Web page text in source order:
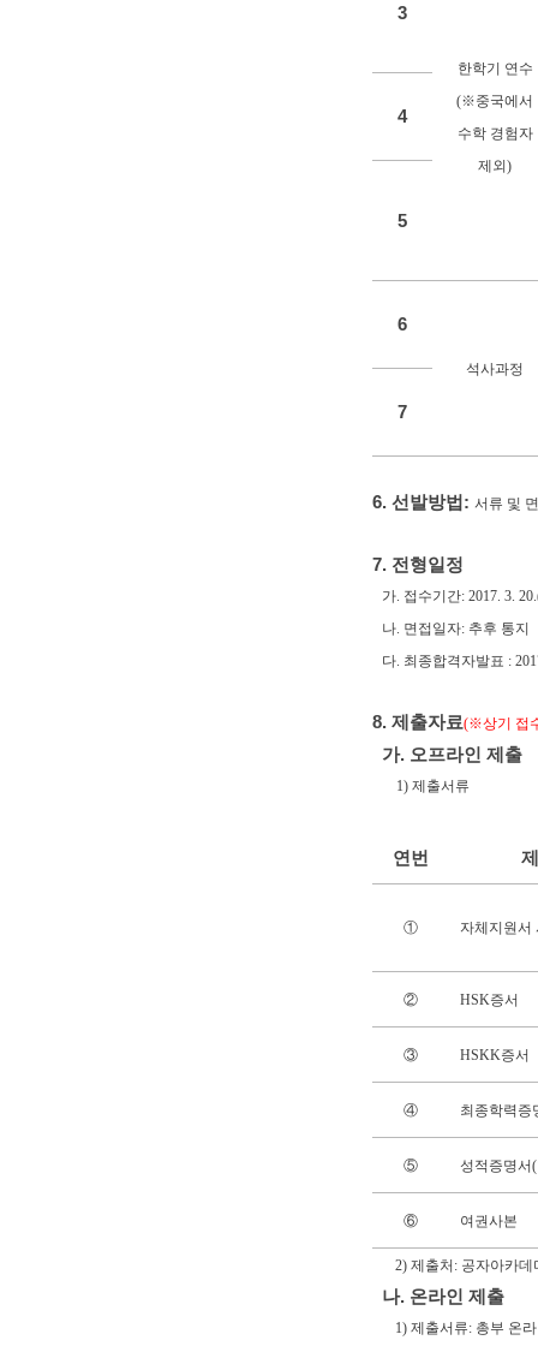
3
한학기 연수
(※중국에서
수학 경험자
제외)
4
5
6
석사과정
7
6. 선발방법: 서류 및
7. 전형일정
가. 접수기간: 2017. 3.
나. 면접일자: 추후 통지
다. 최종합격자발표 :
8. 제출자료(※상기 접
가. 오프라인 제출
1) 제출서류
연번
① 자체지원서
② HSK증서
③ HSKK증서
④ 최종학력증
⑤ 성적증명서
⑥ 여권사본
2) 제출처: 공자아카
나. 온라인 제출
1) 제출서류: 총부 온